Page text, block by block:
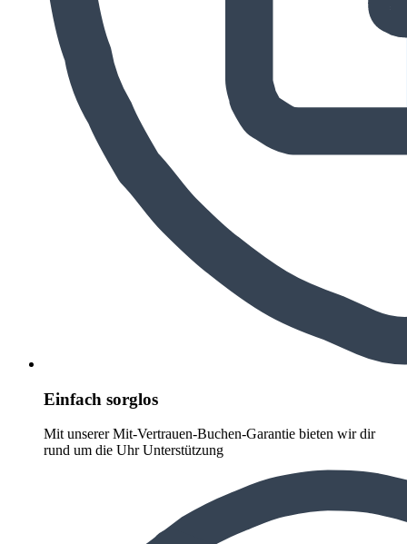
Einfach sorglos
Mit unserer Mit-Vertrauen-Buchen-Garantie bieten wir dir
rund um die Uhr Unterstützung